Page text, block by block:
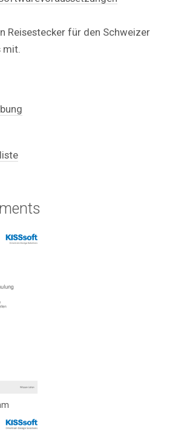
Reisestecker für den Schweizer